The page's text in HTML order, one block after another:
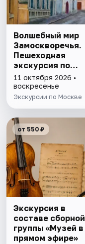
Волшебный мир
Замоскворечья.
Пешеходная
экскурсия по
Москве
11 октября 2026 •
воскресенье
Экскурсии по Москве
от 550 ₽
Экскурсия в
составе сборной
группы «Музей в
прямом эфире»